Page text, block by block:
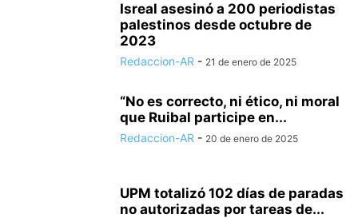
Isreal asesinó a 200 periodistas
palestinos desde octubre de
2023
Redaccion-AR - 21 de enero de 2025
“No es correcto, ni ético, ni moral
que Ruibal participe en...
Redaccion-AR - 20 de enero de 2025
UPM totalizó 102 días de paradas
no autorizadas por tareas de...